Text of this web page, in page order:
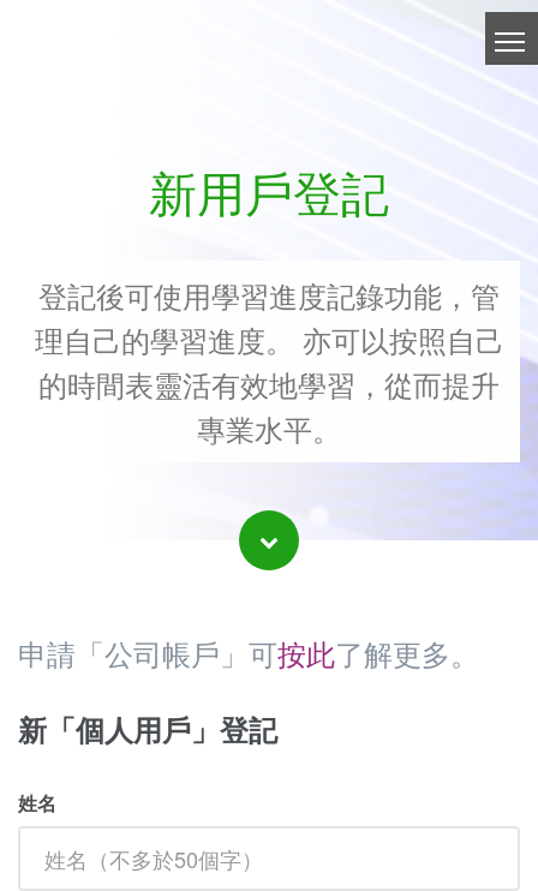
新用戶登記
登記後可使用學習進度記錄功能，管
理自己的學習進度。 亦可以按照自己
的時間表靈活有效地學習，從而提升
專業水平。
申請「公司帳戶」可按此了解更多。
新「個人用戶」登記
姓名